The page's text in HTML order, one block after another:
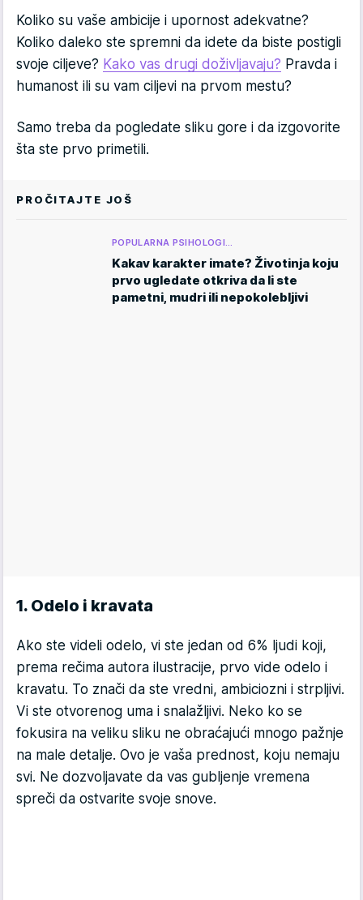
Koliko su vaše ambicije i upornost adekvatne?
Koliko daleko ste spremni da idete da biste postigli
svoje ciljeve? Kako vas drugi doživljavaju? Pravda i
humanost ili su vam ciljevi na prvom mestu?
Samo treba da pogledate sliku gore i da izgovorite
šta ste prvo primetili.
PROČITAJTE JOŠ
POPULARNA PSIHOLOGI…
Kakav karakter imate? Životinja koju
prvo ugledate otkriva da li ste
pametni, mudri ili nepokolebljivi
1. Odelo i kravata
Ako ste videli odelo, vi ste jedan od 6% ljudi koji,
prema rečima autora ilustracije, prvo vide odelo i
kravatu. To znači da ste vredni, ambiciozni i strpljivi.
Vi ste otvorenog uma i snalažljivi. Neko ko se
fokusira na veliku sliku ne obraćajući mnogo pažnje
na male detalje. Ovo je vaša prednost, koju nemaju
svi. Ne dozvoljavate da vas gubljenje vremena
spreči da ostvarite svoje snove.